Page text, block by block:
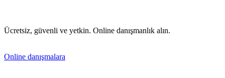
Ücretsiz, güvenli ve yetkin. Online danışmanlık alın.
Online danışmalara